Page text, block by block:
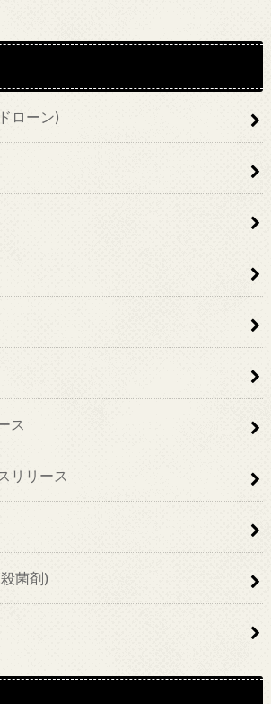
ローン)
ス
リリース
菌剤)